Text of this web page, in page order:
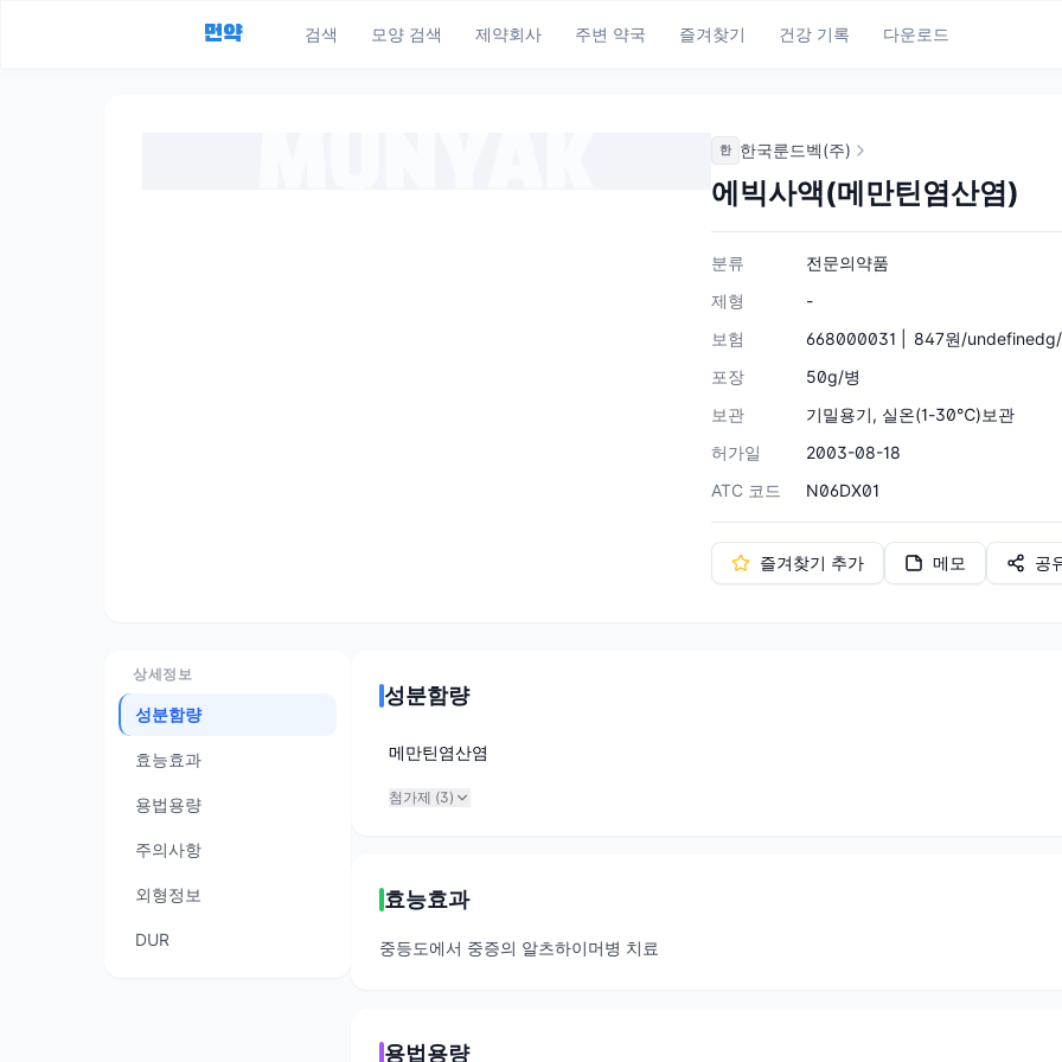
먼약 검색 모양 검색 제약회사 주변 약국 즐겨찾기 건강 기록 다운로드
한 한국룬드벡(주)
에빅사액(메만틴염산염)
분류
전문의약품
제형
-
보험
668000031 | 847원/undefinedg/
포장
50g/병
보관
기밀용기, 실온(1-30℃)보관
허가일
2003-08-18
ATC 코드
N06DX01
즐겨찾기 추가 메모 공
상세정보
성분함량
효능효과
용법용량
주의사항
외형정보
DUR
성분함량
메만틴염산염
첨가제 (3)
효능효과
중등도에서 중증의 알츠하이머병 치료
용법용량